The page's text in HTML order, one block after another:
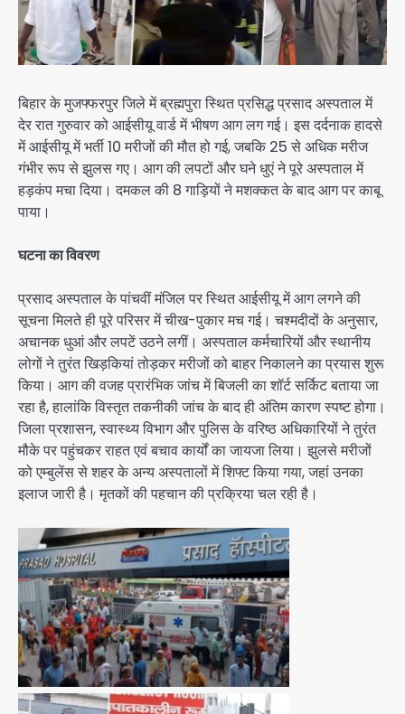
बिहार के मुजफ्फरपुर जिले में ब्रह्मपुरा स्थित प्रसिद्ध प्रसाद अस्पताल में
देर रात गुरुवार को आईसीयू वार्ड में भीषण आग लग गई। इस दर्दनाक हादसे
में आईसीयू में भर्ती 10 मरीजों की मौत हो गई, जबकि 25 से अधिक मरीज
गंभीर रूप से झुलस गए। आग की लपटों और घने धुएं ने पूरे अस्पताल में
हड़कंप मचा दिया। दमकल की 8 गाड़ियों ने मशक्कत के बाद आग पर काबू
पाया।
घटना का विवरण
प्रसाद अस्पताल के पांचवीं मंजिल पर स्थित आईसीयू में आग लगने की
सूचना मिलते ही पूरे परिसर में चीख-पुकार मच गई। चश्मदीदों के अनुसार,
अचानक धुआं और लपटें उठने लगीं। अस्पताल कर्मचारियों और स्थानीय
लोगों ने तुरंत खिड़कियां तोड़कर मरीजों को बाहर निकालने का प्रयास शुरू
किया। आग की वजह प्रारंभिक जांच में बिजली का शॉर्ट सर्किट बताया जा
रहा है, हालांकि विस्तृत तकनीकी जांच के बाद ही अंतिम कारण स्पष्ट होगा।
जिला प्रशासन, स्वास्थ्य विभाग और पुलिस के वरिष्ठ अधिकारियों ने तुरंत
मौके पर पहुंचकर राहत एवं बचाव कार्यों का जायजा लिया। झुलसे मरीजों
को एम्बुलेंस से शहर के अन्य अस्पतालों में शिफ्ट किया गया, जहां उनका
इलाज जारी है। मृतकों की पहचान की प्रक्रिया चल रही है।